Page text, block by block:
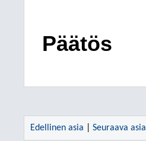
Päätös
Edellinen asia Seuraava asia